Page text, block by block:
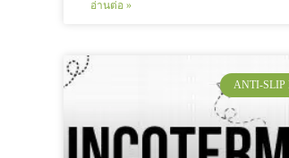
อ่านต่อ »
ANTI-SLIP